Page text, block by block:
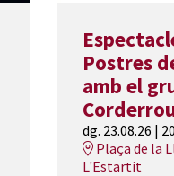
Postres
amb el
dg. 23.08.26 |
Plaça de la
L'Estartit